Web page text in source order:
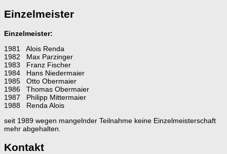
Einzelmeister
Einzelmeister:
1981 Alois Renda
1982 Max Parzinger
1983 Franz Fischer
1984 Hans Niedermaier
1985 Otto Obermaier
1986 Thomas Obermaier
1987 Philipp Mittermaier
1988 Renda Alois
seit 1989 wegen mangelnder Teilnahme keine Einzelmeisterschaft
mehr abgehalten.
Kontakt